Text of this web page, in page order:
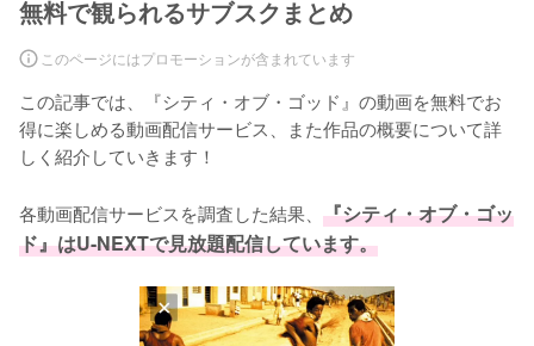
無料で観られるサブスクまとめ
このページにはプロモーションが含まれています
この記事では、『シティ・オブ・ゴッド』の動画を無料でお
得に楽しめる動画配信サービス、また作品の概要について詳
しく紹介していきます！
各動画配信サービスを調査した結果、 『シティ・オブ・ゴッ
ド』はU-NEXTで見放題配信しています。